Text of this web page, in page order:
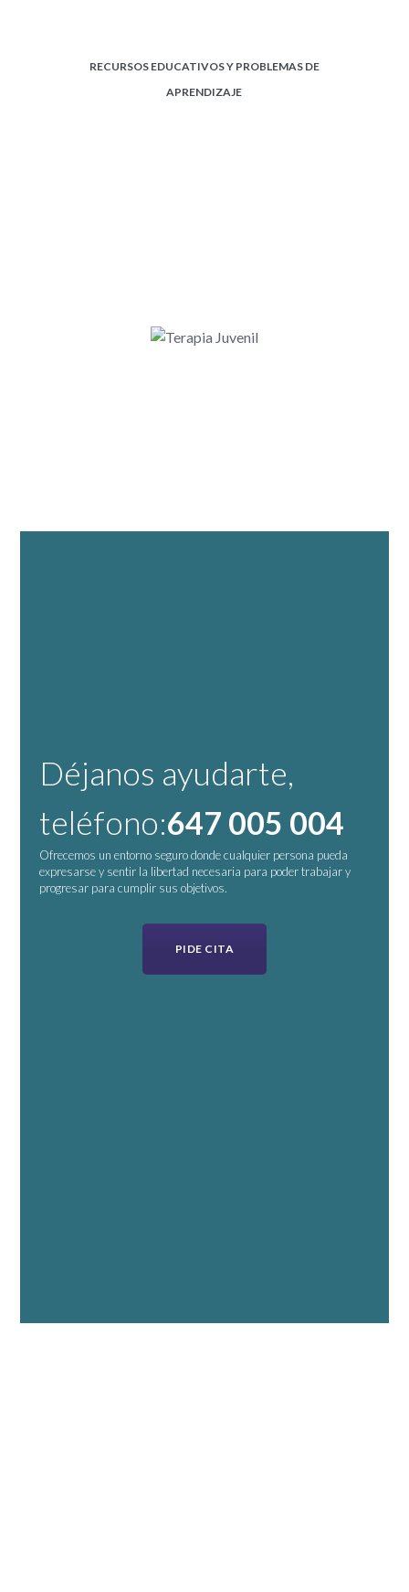
RECURSOS EDUCATIVOS Y PROBLEMAS DE
APRENDIZAJE
Déjanos ayudarte,
teléfono:647 005 004
Ofrecemos un entorno seguro donde cualquier persona pueda
expresarse y sentir la libertad necesaria para poder trabajar y
progresar para cumplir sus objetivos.
PIDE CITA